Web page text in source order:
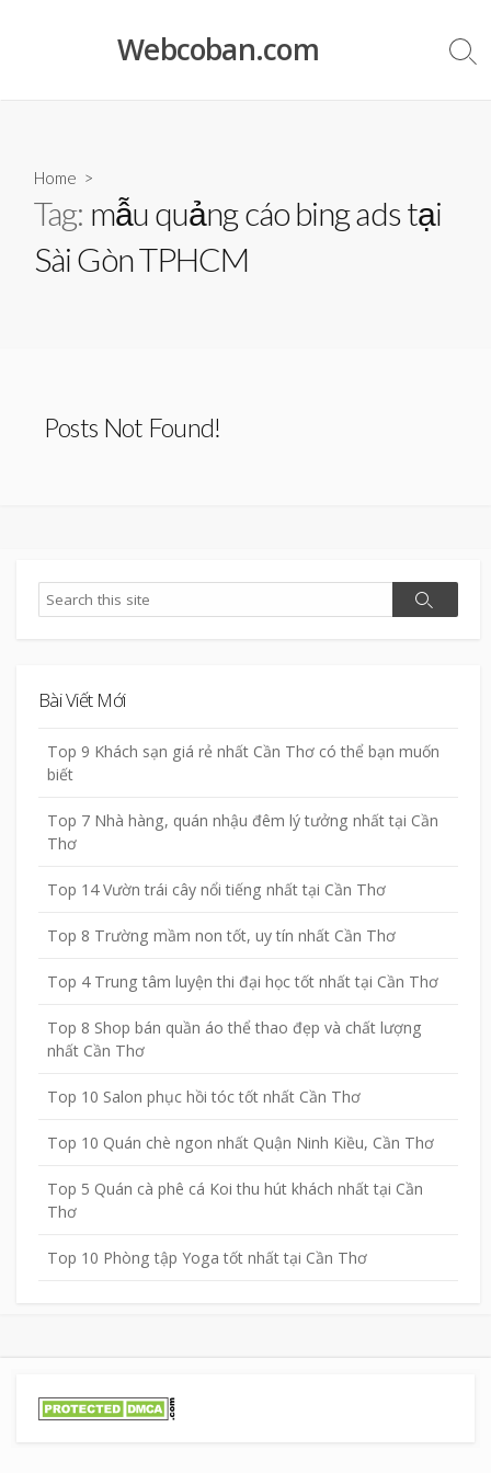
Webcoban.com
Home >
Tag: mẫu quảng cáo bing ads tại
Sài Gòn TPHCM
Posts Not Found!
Search
Search
Bài Viết Mới
Top 9 Khách sạn giá rẻ nhất Cần Thơ có thể bạn muốn
biết
Top 7 Nhà hàng, quán nhậu đêm lý tưởng nhất tại Cần
Thơ
Top 14 Vườn trái cây nổi tiếng nhất tại Cần Thơ
Top 8 Trường mầm non tốt, uy tín nhất Cần Thơ
Top 4 Trung tâm luyện thi đại học tốt nhất tại Cần Thơ
Top 8 Shop bán quần áo thể thao đẹp và chất lượng
nhất Cần Thơ
Top 10 Salon phục hồi tóc tốt nhất Cần Thơ
Top 10 Quán chè ngon nhất Quận Ninh Kiều, Cần Thơ
Top 5 Quán cà phê cá Koi thu hút khách nhất tại Cần
Thơ
Top 10 Phòng tập Yoga tốt nhất tại Cần Thơ